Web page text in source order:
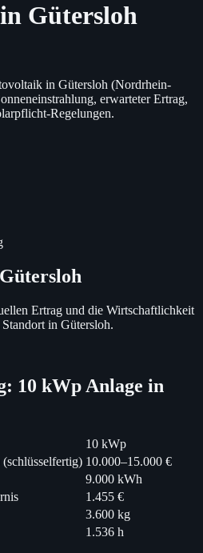
Gütersloh
in Gütersloh (Nordrhein-
erwarteter Ertrag,
Regelungen.
Ertrag und die Wirtschaftlichkeit
in Gütersloh.
10 kWp Anlage in
10 kWp
10.000–15.000 €
9.000 kWh
1.455 €
3.600 kg
1.536 h